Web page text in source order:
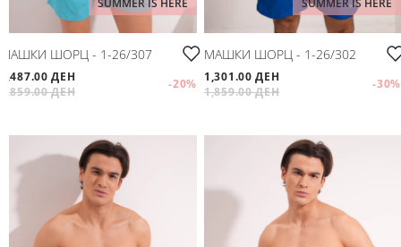
МАШКИ ШОРЦ - 1-26/307
1,487.00 ДЕН
1,859.00 ДЕН
-20%
МАШКИ ШОРЦ - 1-26/302
1,301.00 ДЕН
1,859.00 ДЕН
-30%